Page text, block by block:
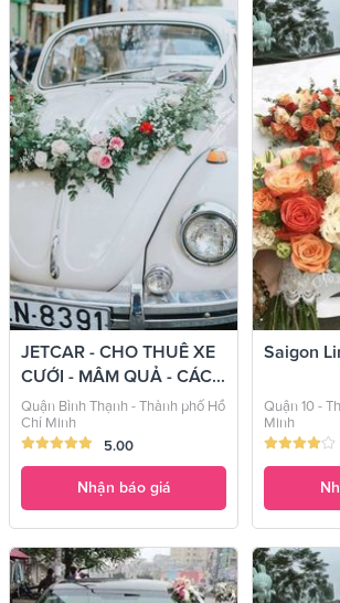
JETCAR - CHO THUÊ XE
CƯỚI - MÂM QUẢ - CÁC...
Quận Bình Thạnh - Thành phố Hồ
Chí Minh
5.00
Nhận báo giá
Saigon
Quận 10 -
Minh